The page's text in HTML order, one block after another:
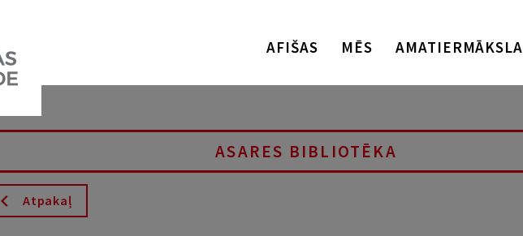
AFIŠAS MĒS AMATIERMĀKSLA
ASARES BIBLIOTĒKA
Atpakaļ